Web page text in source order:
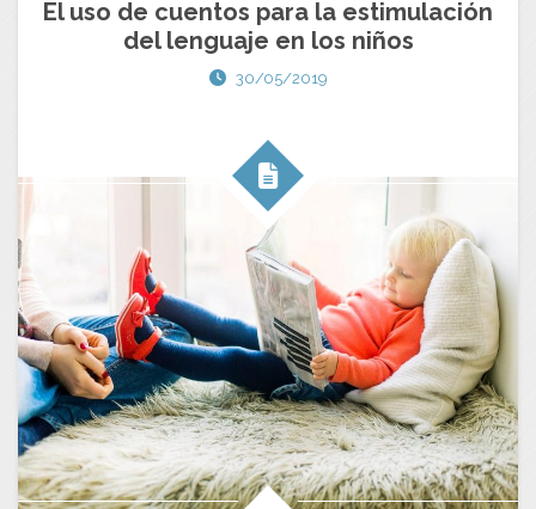
El uso de cuentos para la estimulación
del lenguaje en los niños
30/05/2019